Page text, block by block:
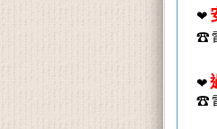
❤
☎
❤
☎